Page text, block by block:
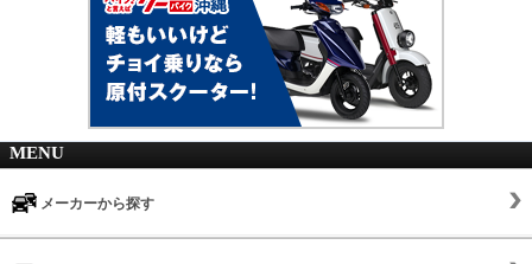
MENU
メーカーから探す